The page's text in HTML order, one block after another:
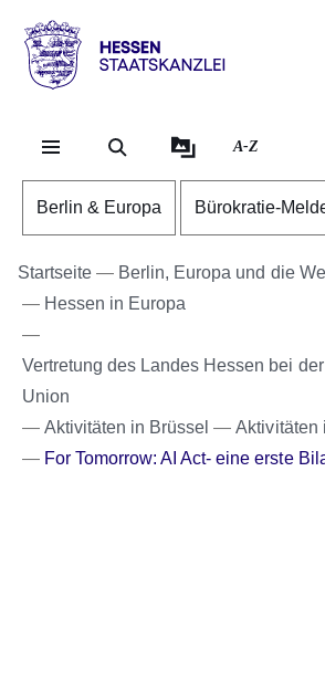
Hessen
Staatskanzlei
A-Z
Berlin & Europa Bürokratie-
Startseite
Berlin, Europa und die
Hessen in Europa
Vertretung des Landes Hessen bei
Union
Aktivitäten in Brüssel
Aktivitäten
For Tomorrow: AI Act- eine erste